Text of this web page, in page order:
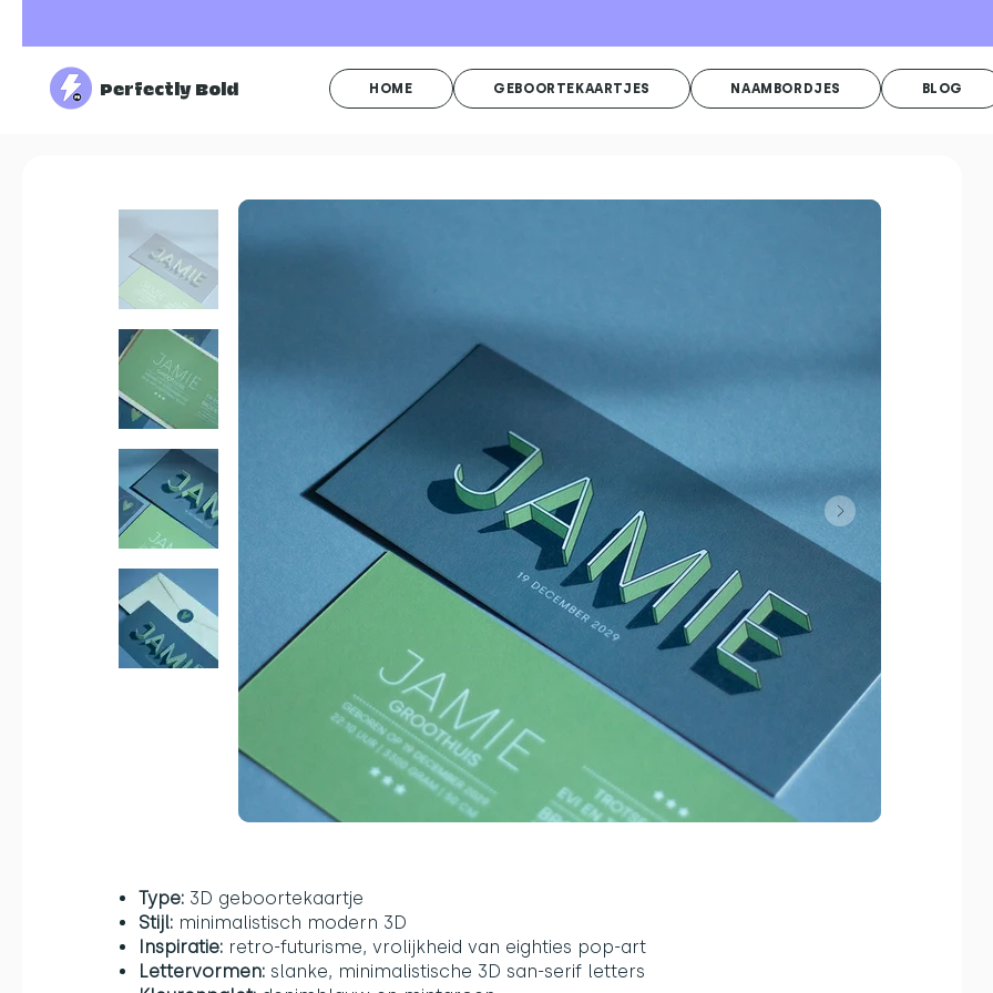
Perfectly Bold HOME GEBOORTEKAARTJES NAAMBORDJES BLOG
Type: 3D geboortekaartje
Stijl: minimalistisch modern 3D
Inspiratie: retro-futurisme, vrolijkheid van eighties pop-art
Lettervormen: slanke, minimalistische 3D san-serif letters